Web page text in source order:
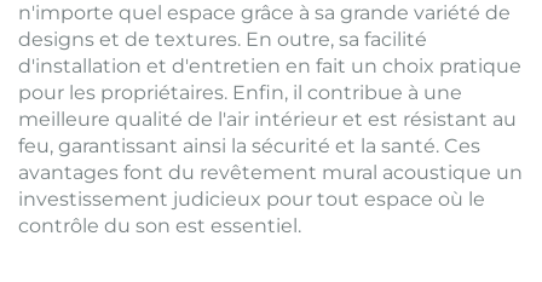
n'importe quel espace grâce à sa grande variété de
designs et de textures. En outre, sa facilité
d'installation et d'entretien en fait un choix pratique
pour les propriétaires. Enfin, il contribue à une
meilleure qualité de l'air intérieur et est résistant au
feu, garantissant ainsi la sécurité et la santé. Ces
avantages font du revêtement mural acoustique un
investissement judicieux pour tout espace où le
contrôle du son est essentiel.